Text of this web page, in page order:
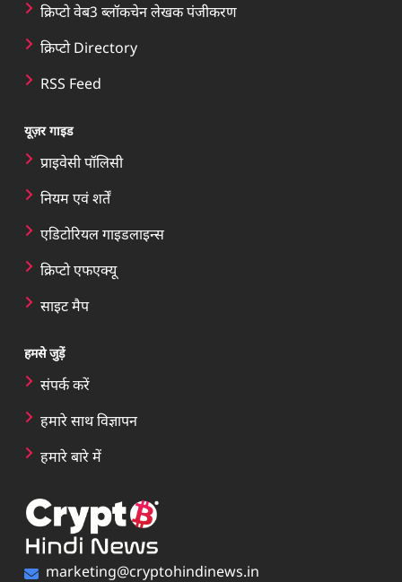
क्रिप्टो वेब3 ब्लॉकचेन लेखक पंजीकरण
क्रिप्टो Directory
RSS Feed
यूज़र गाइड
प्राइवेसी पॉलिसी
नियम एवं शर्तें
एडिटोरियल गाइडलाइन्स
क्रिप्टो एफएक्यू
साइट मैप
हमसे जुड़ें
संपर्क करें
हमारे साथ विज्ञापन
हमारे बारे में
marketing@cryptohindinews.in